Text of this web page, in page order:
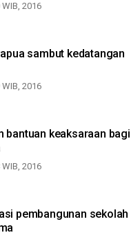
2016
sambut kedatangan
2016
bantuan keaksaraan bagi
2016
pembangunan sekolah